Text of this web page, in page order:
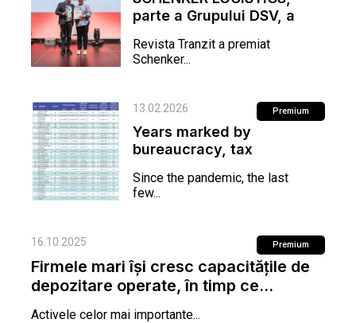
parte a Grupului DSV, a
de...
Revista Tranzit a premiat
Schenker...
13.02.2026
Years marked by
bureaucracy, tax
consumption
Since the pandemic, the last
few...
Premium
16.10.2025
Firmele mari își cresc capacitățile de
depozitare operate, în timp ce...
Activele celor mai importante...
Premium